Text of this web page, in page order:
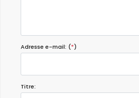
Adresse e-mail: (*)
Titre: